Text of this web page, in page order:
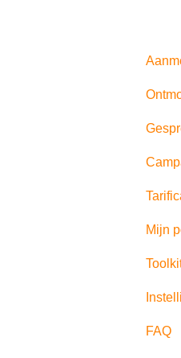
Mijn
FAQ